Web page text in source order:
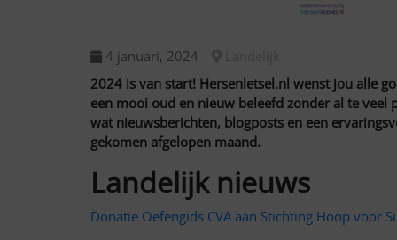
4 januari, 2024
2024 is van start! Hersenletsel.nl wenst jou alle
een mooi oud en nieuw beleefd zonder al te veel
wat nieuwsberichten, blogposts en een
gekomen afgelopen maand.
Landelijk nieuws
Donatie Oefengids CVA aan Stichting Hoop voor